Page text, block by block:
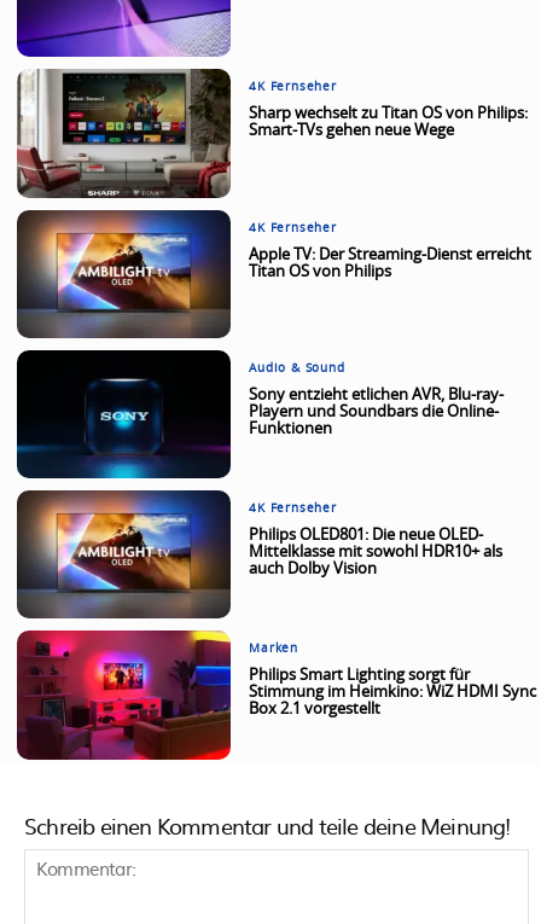
4K Fernseher
Sharp wechselt zu Titan OS von Philips:
Smart-TVs gehen neue Wege
4K Fernseher
Apple TV: Der Streaming-Dienst erreicht
Titan OS von Philips
Audio & Sound
Sony entzieht etlichen AVR, Blu-ray-
Playern und Soundbars die Online-
Funktionen
4K Fernseher
Philips OLED801: Die neue OLED-
Mittelklasse mit sowohl HDR10+ als
auch Dolby Vision
Marken
Philips Smart Lighting sorgt für
Stimmung im Heimkino: WiZ HDMI Sync
Box 2.1 vorgestellt
Schreib einen Kommentar und teile deine Meinung!